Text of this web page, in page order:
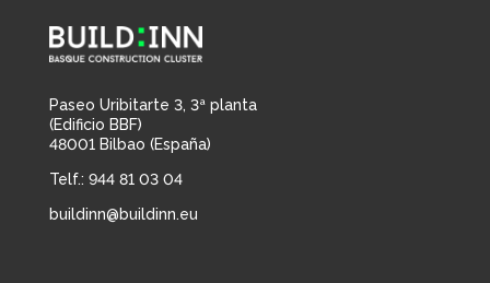
Paseo Uribitarte 3, 3ª planta
(Edificio BBF)
48001 Bilbao (España)
Telf.: 944 81 03 04
buildinn@buildinn.eu